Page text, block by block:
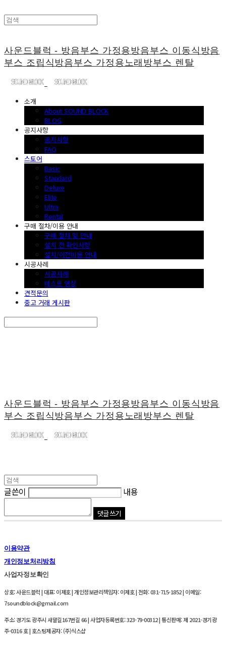
사운드블럭 - 방음부스 가정용방음부스 이동식방음
부스 조립식방음부스 가정용노래방부스 렌탈
소개
About SOUND BLOCK
BLOG
공지사항
공지사항
FAQ
스토어
Basic
Standard
Deluxe
Elite
Ultra
Rental
구매 절차/이용 안내
구매 절차 및 안내
설치 전 확인사항
설치/이전비용 안내
시공사례
시공사례
테스트 영상
견적문의
중고 거래 게시판
사운드블럭 - 방음부스 가정용방음부스 이동식방음
부스 조립식방음부스 가정용노래방부스 렌탈
글쓴이 내용
댓글 쓰기
이용약관
개인정보처리방침
사업자정보확인
상호: 사운드블럭 | 대표: 이제호 | 개인정보관리책임자: 이제호 | 전화: 031-715-1852 | 이메일:
7soundblock@gmail.com
주소: 경기도 광주시 새말길167번길 66 | 사업자등록번호:323-79-00312| 통신판매:제 2021-경기광
주-0316 호| 호스팅제공자: (주)식스샵